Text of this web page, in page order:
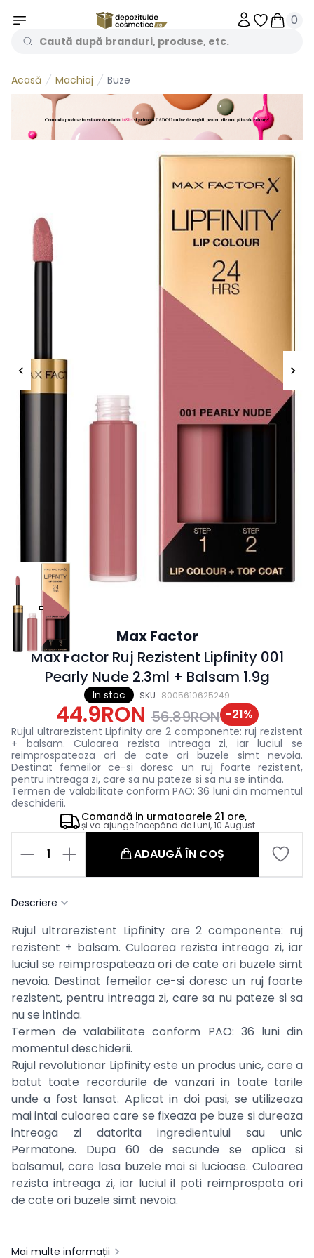
Obiecte
0
Acasă Machiaj Buze
In stoc SKU 8005610625249
Max Factor
Max Factor Ruj Rezistent Lipfinity 001
Pearly Nude 2.3ml + Balsam 1.9g
44.9RON 56.89RON -21%
Rujul ultrarezistent Lipfinity are 2 componente: ruj rezistent
+ balsam. Culoarea rezista intreaga zi, iar luciul se
reimprospateaza ori de cate ori buzele simt nevoia.
Destinat femeilor ce-si doresc un ruj foarte rezistent,
pentru intreaga zi, care sa nu pateze si sa nu se intinda.
Termen de valabilitate conform PAO: 36 luni din momentul
deschiderii.
Comandă in urmatoarele 21 ore,
și va ajunge începând deLuni, 10 August
1 ADAUGĂ ÎN COȘ
Descriere
Rujul ultrarezistent Lipfinity are 2 componente: ruj
rezistent + balsam. Culoarea rezista intreaga zi, iar
luciul se reimprospateaza ori de cate ori buzele simt
nevoia. Destinat femeilor ce-si doresc un ruj foarte
rezistent, pentru intreaga zi, care sa nu pateze si sa
nu se intinda.
Termen de valabilitate conform PAO: 36 luni din
momentul deschiderii.
Rujul revolutionar Lipfinity este un produs unic, care a
batut toate recordurile de vanzari in toate tarile
unde a fost lansat. Aplicat in doi pasi, se utilizeaza
mai intai culoarea care se fixeaza pe buze si dureaza
intreaga zi datorita ingredientului sau unic
Permatone. Dupa 60 de secunde se aplica si
balsamul, care lasa buzele moi si lucioase. Culoarea
rezista intreaga zi, iar luciul il poti reimprospata ori
de cate ori buzele simt nevoia.
Mai multe informații